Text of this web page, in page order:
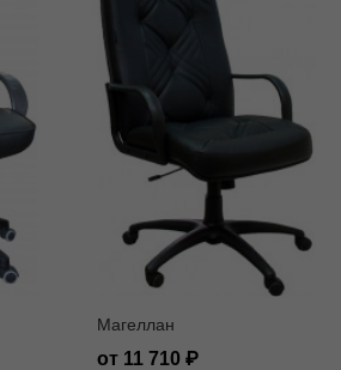
Магеллан
от 11 710